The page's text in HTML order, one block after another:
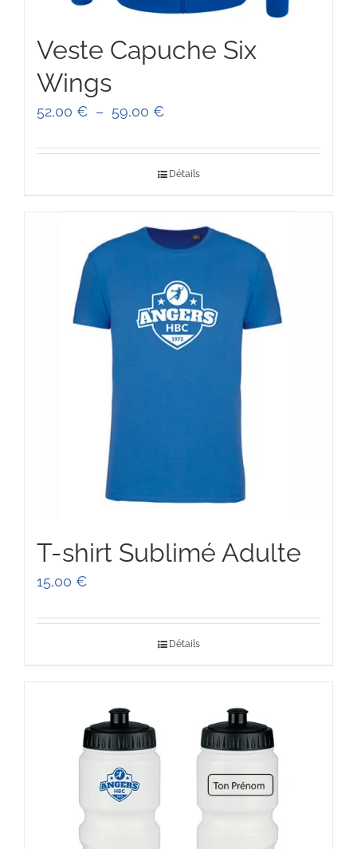
Veste Capuche Six
Wings
52,00 € – 59,00 €Plage
59,00 €
Détails
T-shirt Sublimé Adulte
15,00 €
Détails